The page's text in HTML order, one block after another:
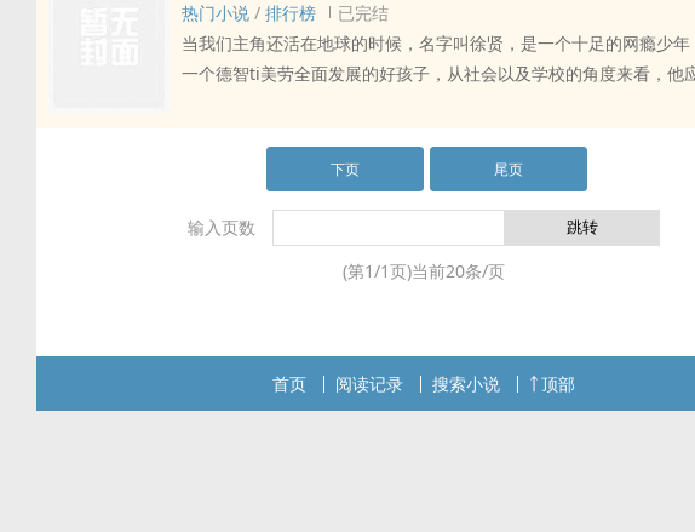
热门小说 / 排行榜
已完结
当我们主角还活在地球的时候，名字叫徐贤，是一个十足的网瘾少
一个德智ti美劳全面发展的好孩子，从社会以及学校的角度来看，他
下页 尾页
输入页数
(第1/1页)当前20条/页
首页 阅读记录 搜索小说 顶部